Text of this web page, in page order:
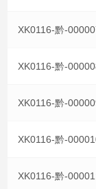
XK0116-黔-
XK0116-黔-
XK0116-黔-
XK0116-黔-
XK0116-黔-